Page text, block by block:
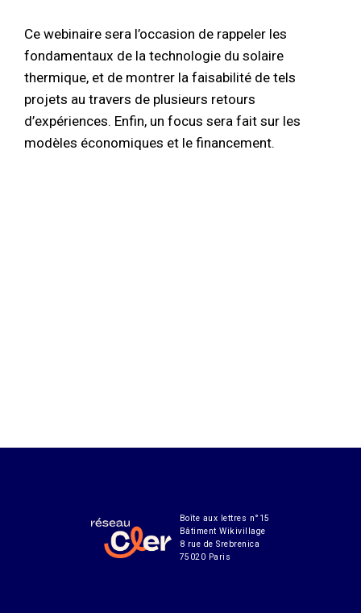
Ce webinaire sera l’occasion de rappeler les
fondamentaux de la technologie du solaire
thermique, et de montrer la faisabilité de tels
projets au travers de plusieurs retours
d’expériences. Enfin, un focus sera fait sur les
modèles économiques et le financement.
Boîte aux lettres n°15
Bâtiment Wikivillage
8 rue de Srebrenica
75020 Paris